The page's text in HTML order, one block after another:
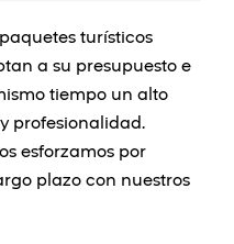
turísticos
a su presupuesto e
tiempo un alto
profesionalidad.
esforzamos por
plazo con nuestros